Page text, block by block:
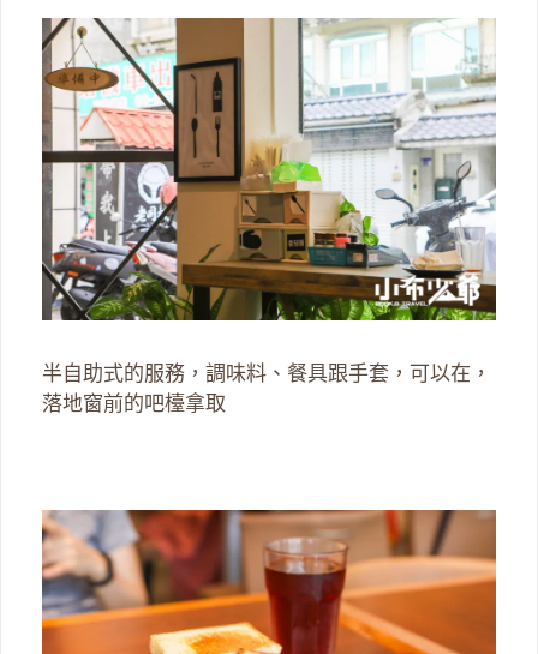
半自助式的服務，調味料、餐具跟手套，可以在，
落地窗前的吧檯拿取